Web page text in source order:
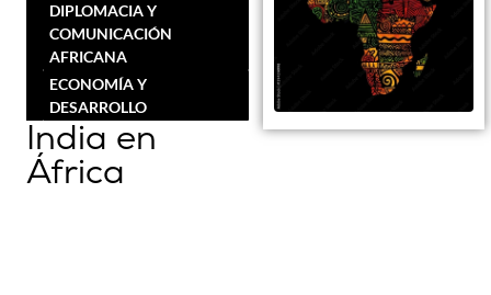
DIPLOMACIA Y
COMUNICACIÓN
AFRICANA
ECONOMÍA Y
DESARROLLO
India en
África